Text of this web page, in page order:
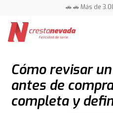
🚗 🚗 Más de
Cómo revisar
antes de
completa y